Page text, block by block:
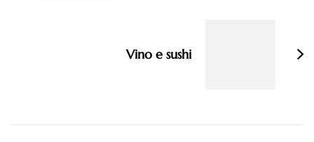
Vino e sushi